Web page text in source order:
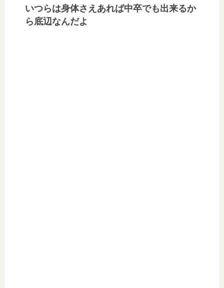
いつらは身体さえあれば中卒でも出来るか
ら底辺なんだよ